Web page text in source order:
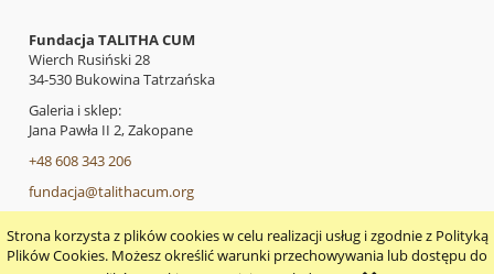
Strona korzysta z plików cookies w celu realizacji usług i zgodnie z Polityką
Plików Cookies. Możesz określić warunki przechowywania lub dostępu do
Fundacja TALITHA CUM
Wierch Rusiński 28
34-530 Bukowina Tatrzańska
Galeria i sklep:
Jana Pawła II 2, Zakopane
+48 608 343 206
fundacja@talithacum.org
pokaż pełną wersję strony